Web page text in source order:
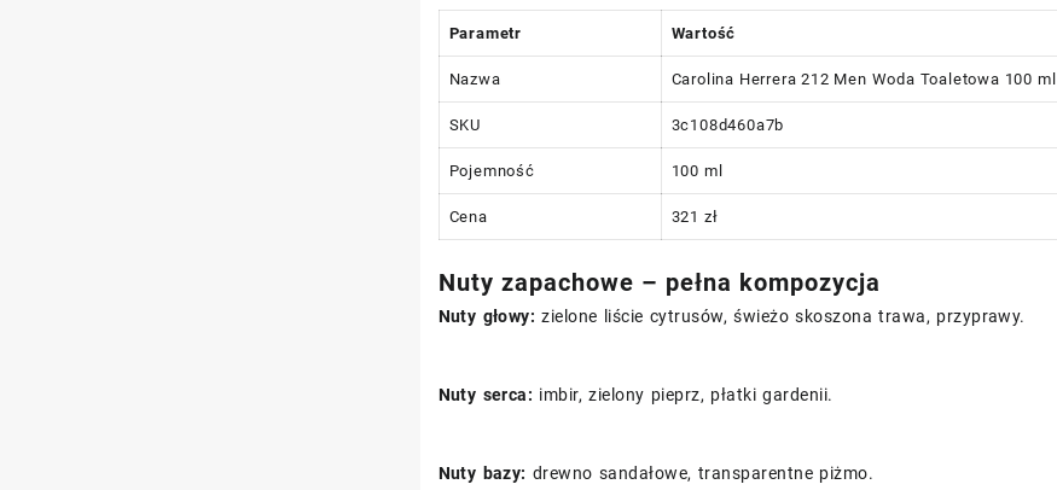
Parametr Wartość
Nazwa Carolina Herrera 212 Men Woda Toaletowa 100 ml
SKU 3c108d460a7b
Pojemność 100 ml
Cena 321 zł
Nuty zapachowe – pełna kompozycja
Nuty głowy: zielone liście cytrusów, świeżo skoszona trawa, przyprawy.
Nuty serca: imbir, zielony pieprz, płatki gardenii.
Nuty bazy: drewno sandałowe, transparentne piżmo.